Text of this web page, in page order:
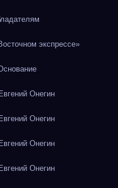
экспрессе»
Онегин
Онегин
Онегин
Онегин